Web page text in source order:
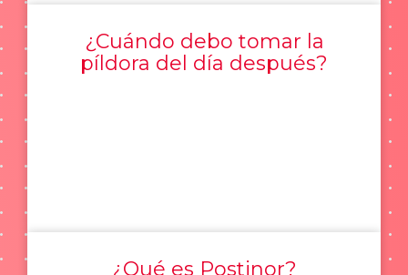
¿Cuándo debo tomar la
píldora del día después?
¿Qué es Postinor?